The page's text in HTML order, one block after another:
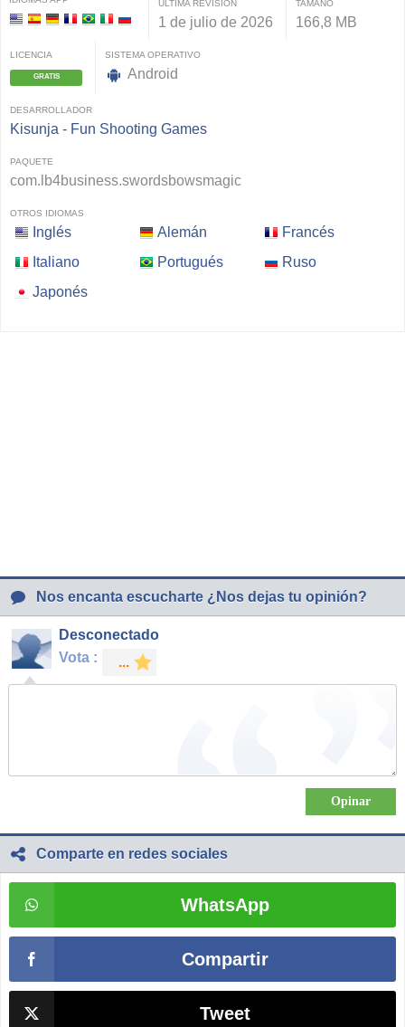
ÚLTIMA REVISIÓN
1 de julio de 2026
TAMAÑO
166,8 MB
LICENCIA
GRATIS
SISTEMA OPERATIVO
Android
DESARROLLADOR
Kisunja - Fun Shooting Games
PAQUETE
com.lb4business.swordsbowsmagic
OTROS IDIOMAS
Inglés Alemán
Francés
Italiano
Portugués
Ruso
Japonés
Nos encanta escucharte ¿Nos dejas tu opinión?
Desconectado
Vota :
Comparte en redes sociales
WhatsApp
Compartir
Tweet